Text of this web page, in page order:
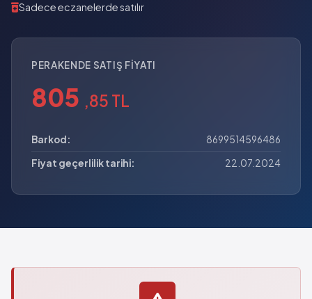
Sadece eczanelerde satılır
PERAKENDE SATIŞ FIYATI
805 ,85 TL
Barkod:
8699514596486
Fiyat geçerlilik tarihi:
22.07.2024